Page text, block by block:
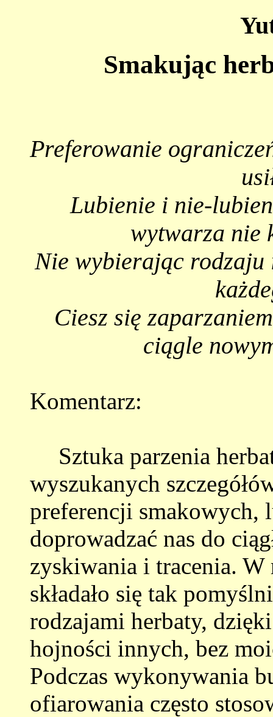
Smakując
Preferowanie
Lubienie i nie-
wytwarza nie
Nie wybierając rodzaju
Ciesz się
ciągle
Komentarz:
Sztuka parzenia
wyszukanych
preferencji smakowych,
doprowadzać nas do
zyskiwania i tracenia.
składało się tak
rodzajami herbaty,
hojności innych, bez
Podczas wykonywania
ofiarowania często